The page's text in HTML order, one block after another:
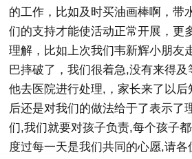
的工作，比如及时买油画棒啊，带
们的支持才能使活动正常开展，更
理解，比如上次我们韦新辉小朋友
巴摔破了，我们很着急,没有来得
他去医院进行处理,，家长来了以
后还是对我们的做法给于了表示了
们,我们就要对孩子负责,每个孩子
度过每一天是我们共同的心愿,请